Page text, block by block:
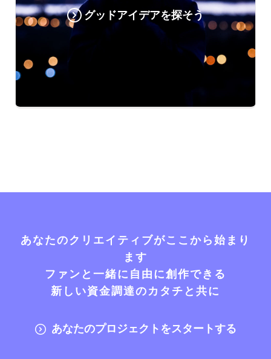
グッドアイデアを探そう
あなたのクリエイティブがここから始まり
ます
ファンと一緒に自由に創作できる
新しい資金調達のカタチと共に
あなたのプロジェクトをスタートする